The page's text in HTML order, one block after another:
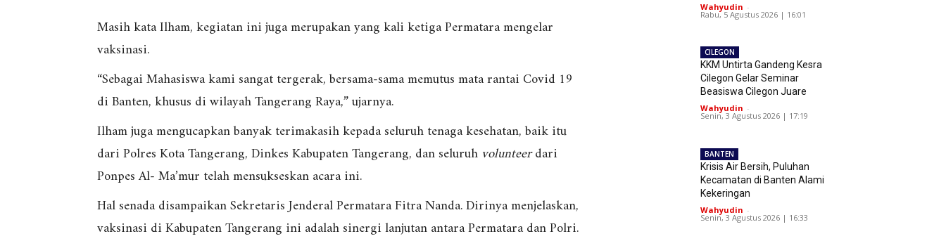
Masih kata Ilham, kegiatan ini juga merupakan yang kali ketiga Permatara mengelar
vaksinasi.
“Sebagai Mahasiswa kami sangat tergerak, bersama-sama memutus mata rantai Covid 19
di Banten, khusus di wilayah Tangerang Raya,” ujarnya.
Ilham juga mengucapkan banyak terimakasih kepada seluruh tenaga kesehatan, baik itu
dari Polres Kota Tangerang, Dinkes Kabupaten Tangerang, dan seluruh volunteerdari
Ponpes Al- Ma’mur telah mensukseskan acara ini.
Hal senada disampaikan Sekretaris Jenderal Permatara Fitra Nanda. Dirinya menjelaskan,
vaksinasi di Kabupaten Tangerang ini adalah sinergi lanjutan antara Permatara dan Polri.
Wahyudin -
Rabu, 5 Agustus 2026 | 16:01
CILEGON
KKM Untirta Gandeng Kesra
Cilegon Gelar Seminar
Beasiswa Cilegon Juare
Wahyudin -
Senin, 3 Agustus 2026 | 17:19
BANTEN
Krisis Air Bersih, Puluhan
Kecamatan di Banten Alami
Kekeringan
Wahyudin -
Senin, 3 Agustus 2026 | 16:33